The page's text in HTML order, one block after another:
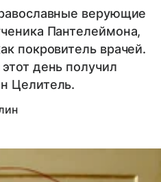
верующие
Пантелеймона,
покровитель врачей.
день получил
Целитель.